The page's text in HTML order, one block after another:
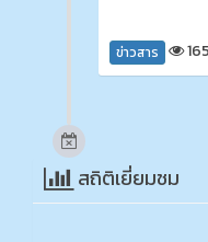
ข่าวสาร
สถิติเยี่ยมชม